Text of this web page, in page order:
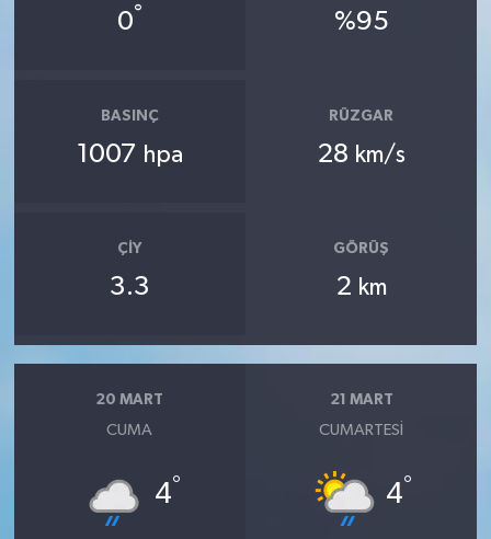
0° %95
BASINÇ
1007 hpa
RÜZGAR
28 km/s
ÇIY
3.3
GÖRÜŞ
2 km
20 MART
CUMA
4°
21 MART
CUMARTESI
4°